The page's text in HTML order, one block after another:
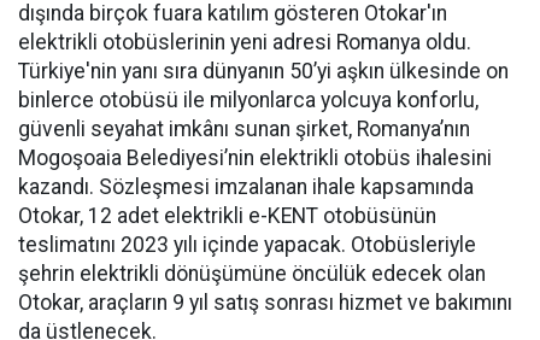
dışında birçok fuara katılım gösteren Otokar'ın
elektrikli otobüslerinin yeni adresi Romanya oldu.
Türkiye'nin yanı sıra dünyanın 50’yi aşkın ülkesinde on
binlerce otobüsü ile milyonlarca yolcuya konforlu,
güvenli seyahat imkânı sunan şirket, Romanya’nın
Mogoşoaia Belediyesi’nin elektrikli otobüs ihalesini
kazandı. Sözleşmesi imzalanan ihale kapsamında
Otokar, 12 adet elektrikli e-KENT otobüsünün
teslimatını 2023 yılı içinde yapacak. Otobüsleriyle
şehrin elektrikli dönüşümüne öncülük edecek olan
Otokar, araçların 9 yıl satış sonrası hizmet ve bakımını
da üstlenecek.